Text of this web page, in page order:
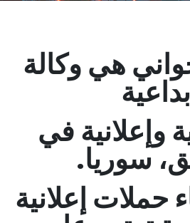
هي وكالة
وإعلانية في
سوريا.
حملات إعلانية